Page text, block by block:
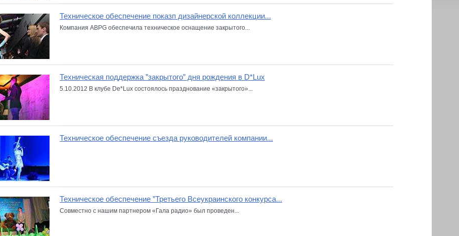
Техническое обеспечение показп дизайнерской коллекции...
Компания ABPG обеспечила техническое оснащение закрытого...
Техническая поддержка ”закрытого” дня рождения в D*Lux
5.10.2012 В клубе De*Lux состоялось празднование «закрытого»...
Техническое обеспечение съезда руководителей компании...
Техническое обеспечение ”Третьего Всеукраинского конкурса...
Совместно с нашим партнером «Гала радио» был проведен...